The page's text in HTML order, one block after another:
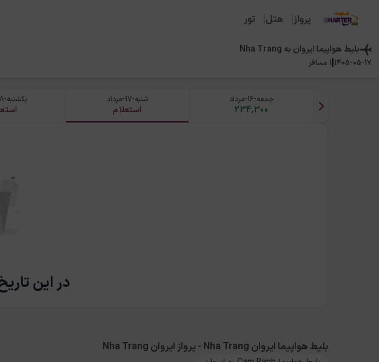
پرواز هتل تور
بلیط هواپیماایروان به Nha Trang
1405-05-17
|
1 مسافر
جمعه-16-مرداد
234,300
شنبه-17-مرداد
استعلام
یکشنبه-18-مرداد
در این
بلیط هواپیما ایروان Nha Trang - پرواز ایروان Nha Trang